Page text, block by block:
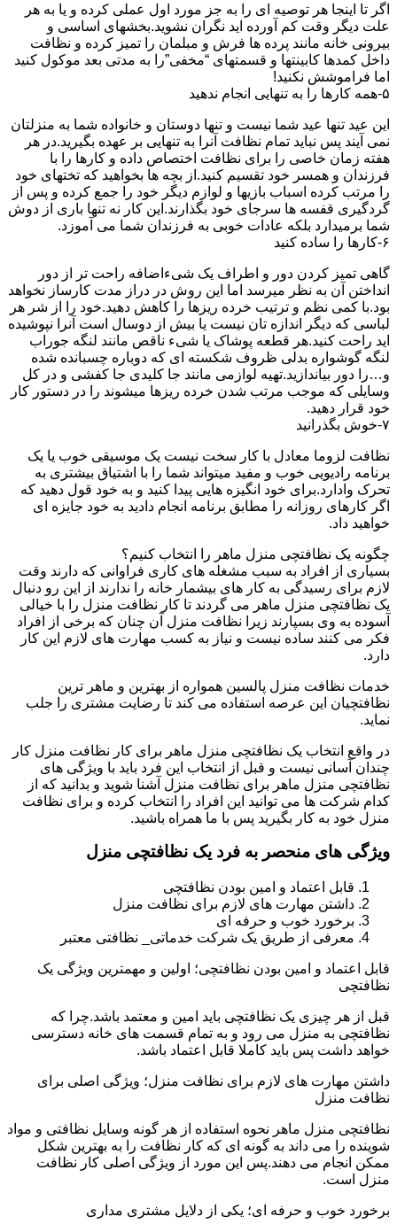
اگر تا اینجا هر توصیه ای را به جز مورد اول عملی کرده و یا به هر
علت دیگر وقت کم آورده اید نگران نشوید.بخشهای اساسی و
بیرونی خانه مانند پرده ها فرش و مبلمان را تمیز کرده و نظافت
داخل کمدها کابینتها و قسمتهای “مخفی”را به مدتی بعد موکول کنید
اما فراموشش نکنید!
۵-همه کارها را به تنهایی انجام ندهید
این عید تنها عید شما نیست و تنها دوستان و خانواده شما به منزلتان
نمی آیند پس نباید تمام نظافت آنرا به تنهایی بر عهده بگیرید.در هر
هفته زمان خاصی را برای نظافت اختصاص داده و کارها را با
فرزندان و همسر خود تقسیم کنید.از بچه ها بخواهید که تختهای خود
را مرتب کرده اسباب بازیها و لوازم دیگر خود را جمع کرده و پس از
گردگیری قفسه ها سرجای خود بگذارند.این کار نه تنها باری از دوش
شما برمیدارد بلکه عادات خوبی به فرزندان شما می آموزد.
۶-کارها را ساده کنید
گاهی تمیز کردن دور و اطراف یک شیءاضافه راحت تر از دور
انداختن آن به نظر میرسد اما این روش در دراز مدت کارساز نخواهد
بود.با کمی نظم و ترتیب خرده ریزها را کاهش دهید.خود را از شر هر
لباسی که دیگر اندازه تان نیست یا بیش از دوسال است آنرا نپوشیده
اید راحت کنید.هر قطعه پوشاک یا شیء ناقص مانند لنگه جوراب
لنگه گوشواره بدلی ظروف شکسته ای که دوباره چسبانده شده
و…را دور بیاندازید.تهیه لوازمی مانند جا کلیدی جا کفشی و در کل
وسایلی که موجب مرتب شدن خرده ریزها میشوند را در دستور کار
خود قرار دهید.
۷-خوش بگذرانید
نظافت لزوما معادل با کار سخت نیست یک موسیقی خوب یا یک
برنامه رادیویی خوب و مفید میتواند شما را با اشتیاق بیشتری به
تحرک وادارد.برای خود انگیزه هایی پیدا کنید و به خود قول دهید که
اگر کارهای روزانه را مطابق برنامه انجام دادید به خود جایزه ای
خواهید داد.
چگونه یک نظافتچی منزل ماهر را انتخاب کنیم؟
بسیاری از افراد به سبب مشغله های کاری فراوانی که دارند وقت
لازم برای رسیدگی به کار های بیشمار خانه را ندارند از این رو دنبال
یک نظافتچی منزل ماهر می گردند تا کار نظافت منزل را با خیالی
آسوده به وی بسپارند زیرا نظافت منزل آن چنان که برخی از افراد
فکر می کنند ساده نیست و نیاز به کسب مهارت های لازم این کار
دارد.
خدمات نظافت منزل پالسین همواره از بهترین و ماهر ترین
نظافتچیان این عرصه استفاده می کند تا رضایت مشتری را جلب
نماید.
در واقع انتخاب یک نظافتچی منزل ماهر برای کار نظافت منزل کار
چندان آسانی نیست و قبل از انتخاب این فرد باید با ویژگی های
نظافتچی منزل ماهر برای نظافت منزل آشنا شوید و بدانید که از
کدام شرکت ها می توانید این افراد را انتخاب کرده و برای نظافت
منزل خود به کار بگیرید پس با ما همراه باشید.
ویژگی های منحصر به فرد یک نظافتچی منزل
قابل اعتماد و امین بودن نظافتچی
داشتن مهارت های لازم برای نظافت منزل
برخورد خوب و حرفه ای
معرفی از طریق یک شرکت خدماتی_ نظافتی معتبر
قابل اعتماد و امین بودن نظافتچی؛ اولین و مهمترین ویژگی یک
نظافتچی
قبل از هر چیزی یک نظافتچی باید امین و معتمد باشد.چرا که
نظافتچی به منزل می رود و به تمام قسمت های خانه دسترسی
خواهد داشت پس باید کاملا قابل اعتماد باشد.
داشتن مهارت های لازم برای نظافت منزل؛ ویژگی اصلی برای
نظافت منزل
نظافتچی منزل ماهر نحوه استفاده از هر گونه وسایل نظافتی و مواد
شوینده را می داند به گونه ای که کار نظافت را به بهترین شکل
ممکن انجام می دهند.پس این مورد از ویژگی اصلی کار نظافت
منزل است.
برخورد خوب و حرفه ای؛ یکی از دلایل مشتری مداری